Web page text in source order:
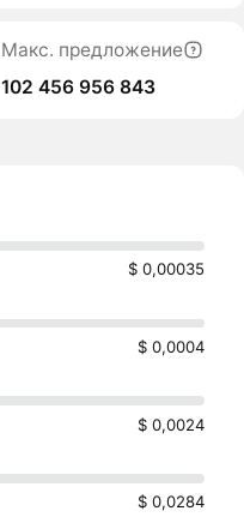
Макс. предложение
102 456 956 843
$ 0,00035
$ 0,0004
$ 0,0024
$ 0,0284